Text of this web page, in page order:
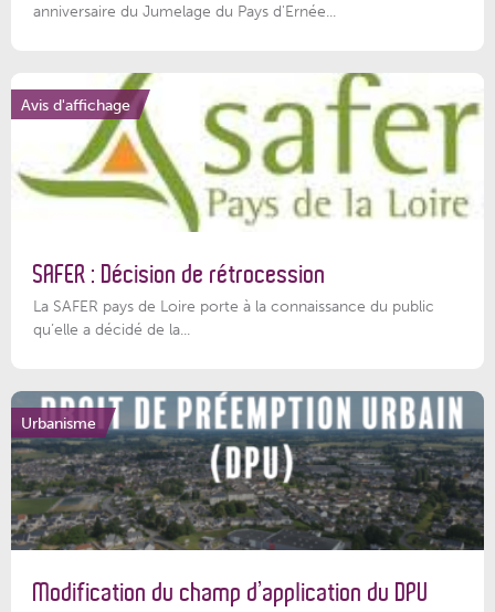
anniversaire du Jumelage du Pays d'Ernée...
Avis d'affichage
SAFER : Décision de rétrocession
La SAFER pays de Loire porte à la connaissance du public
qu’elle a décidé de la...
Urbanisme
Modification du champ d’application du DPU